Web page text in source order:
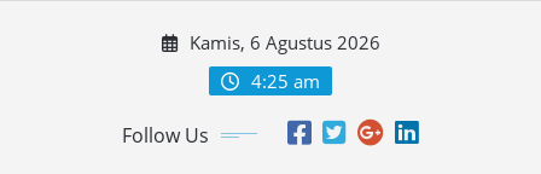
Kamis, 6 Agustus 2026
4:25 am
Follow Us